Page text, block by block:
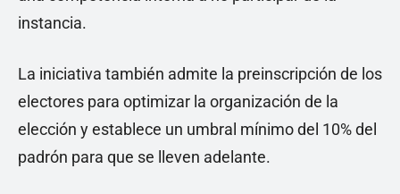
instancia.
La iniciativa también admite la preinscripción de los
electores para optimizar la organización de la
elección y establece un umbral mínimo del 10% del
padrón para que se lleven adelante.